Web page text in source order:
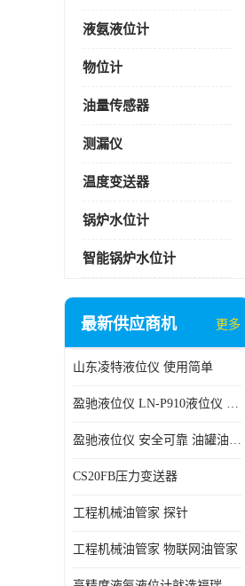
液氨液位计
物位计
油量传感器
测漏仪
温度变送器
锅炉水位计
智能锅炉水位计
最新供应商机 更多
山东凌特液位仪 使用简单
盈驰液位仪 LN-P910液位仪 安全可靠
盈驰液位仪 安全可靠 油罐油位检测
CS20FB压力变送器
工程机械油管家 探针
工程机械油管家 物联网油管家